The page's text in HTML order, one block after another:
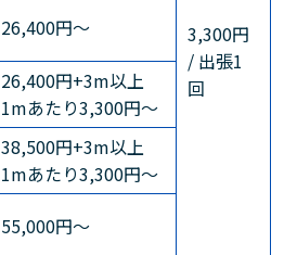
3,300円
/ 出張1
回
26,400円～
26,400円+3m以上
1mあたり3,300円～
38,500円+3m以上
1mあたり3,300円～
55,000円～